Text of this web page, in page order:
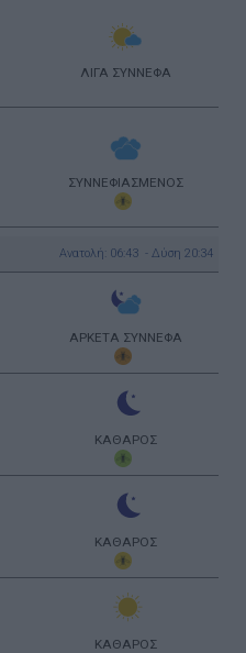
ΛΙΓΑ ΣΥΝΝΕΦΑ
ΣΥΝΝΕΦΙΑΣΜΕΝΟΣ
Ανατολή: 06:43 - Δύση 20:34
ΑΡΚΕΤΑ ΣΥΝΝΕΦΑ
ΚΑΘΑΡΟΣ
ΚΑΘΑΡΟΣ
ΚΑΘΑΡΟΣ